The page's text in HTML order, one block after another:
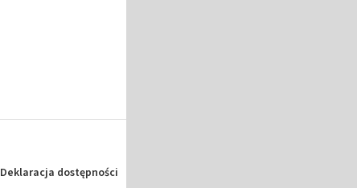
Deklaracja dostępności